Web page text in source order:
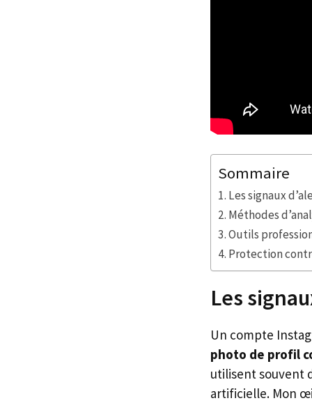
Sommaire
Les signaux
Méthodes
Outils
Protection
Les
Un compte
photo de profil
utilisent souvent
artificielle. Mon